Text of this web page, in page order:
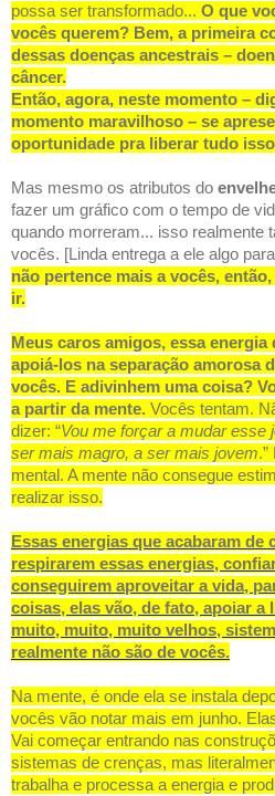
possa ser transformado... O que
vocês querem? Bem, a primeira
dessas doenças ancestrais –
câncer.
Então, agora, neste momento –
momento maravilhoso – se
oportunidade pra liberar tudo
Mas mesmo os atributos do
fazer um gráfico com o tempo de
quando morreram... isso realmente
vocês. [Linda entrega a ele algo
não pertence mais a vocês,
ir.
Meus caros amigos, essa
apoiá-los na separação amorosa
vocês. E adivinhem uma coisa?
a partir da mente. Vocês tentam.
dizer: “Vou me forçar a mudar esse
ser mais magro, a ser mais jovem
mental. A mente não consegue
realizar isso.
Essas energias que acabaram de
respirarem essas energias,
conseguirem aproveitar a vida,
coisas, elas vão, de fato, apoiar a
muito, muito, muito velhos,
realmente não são de vocês.
Na mente, é onde ela se instala
vocês vão notar mais em junho.
Vai começar entrando nas
sistemas de crenças, mas
trabalha e processa a energia e